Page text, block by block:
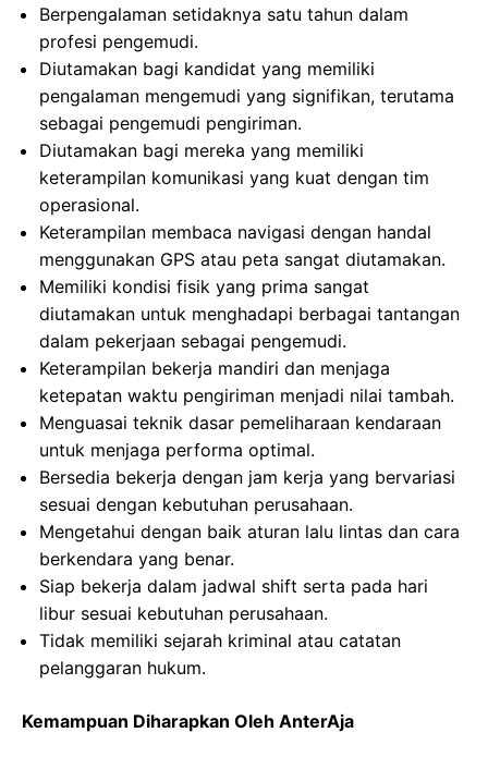
Berpengalaman setidaknya satu tahun dalam
profesi pengemudi.
Diutamakan bagi kandidat yang memiliki
pengalaman mengemudi yang signifikan, terutama
sebagai pengemudi pengiriman.
Diutamakan bagi mereka yang memiliki
keterampilan komunikasi yang kuat dengan tim
operasional.
Keterampilan membaca navigasi dengan handal
menggunakan GPS atau peta sangat diutamakan.
Memiliki kondisi fisik yang prima sangat
diutamakan untuk menghadapi berbagai tantangan
dalam pekerjaan sebagai pengemudi.
Keterampilan bekerja mandiri dan menjaga
ketepatan waktu pengiriman menjadi nilai tambah.
Menguasai teknik dasar pemeliharaan kendaraan
untuk menjaga performa optimal.
Bersedia bekerja dengan jam kerja yang bervariasi
sesuai dengan kebutuhan perusahaan.
Mengetahui dengan baik aturan lalu lintas dan cara
berkendara yang benar.
Siap bekerja dalam jadwal shift serta pada hari
libur sesuai kebutuhan perusahaan.
Tidak memiliki sejarah kriminal atau catatan
pelanggaran hukum.
Kemampuan Diharapkan Oleh AnterAja